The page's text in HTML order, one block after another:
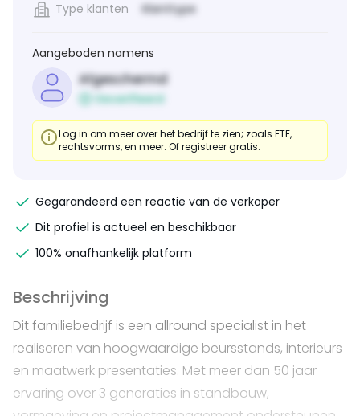
Type klanten
Klanttype
Aangeboden namens
Afgeschermd
Geverifieerd
Log in om meer over het bedrijf te zien; zoals FTE,
rechtsvorms, en meer. Of registreer gratis.
Gegarandeerd een reactie van de verkoper
Dit profiel is actueel en beschikbaar
100% onafhankelijk platform
Beschrijving
Dit familiebedrijf is een allround specialist in het
realiseren van hoogwaardige beursstands, interieurs
en maatwerk presentaties. Met meer dan 50 jaar
ervaring over 3 generaties in standbouw,